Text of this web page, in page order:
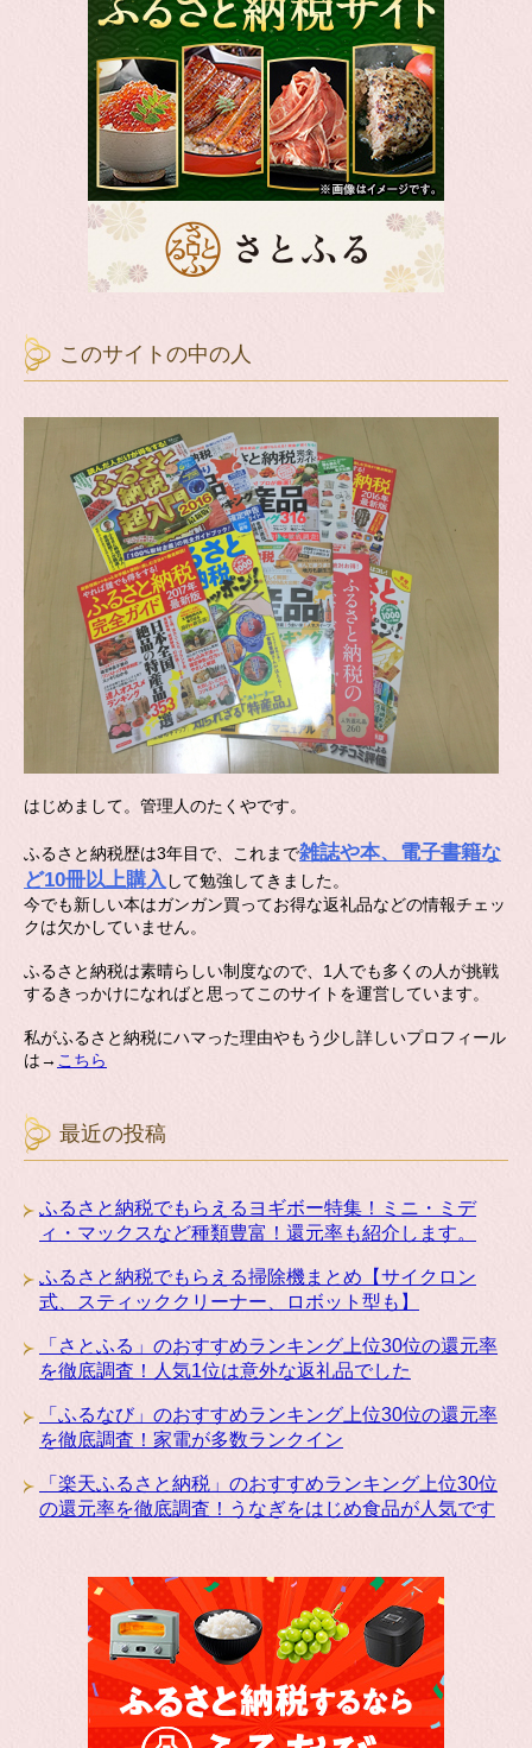
このサイトの中の人
はじめまして。管理人のたくやです。
ふるさと納税歴は3年目で、これまで雑誌や本、電子書籍な
ど10冊以上購入 して勉強してきました。
今でも新しい本はガンガン買ってお得な返礼品などの情報チェッ
クは欠かしていません。
ふるさと納税は素晴らしい制度なので、1人でも多くの人が挑戦
するきっかけになればと思ってこのサイトを運営しています。
私がふるさと納税にハマった理由やもう少し詳しいプロフィール
は→ こちら
最近の投稿
ふるさと納税でもらえるヨギボー特集！ミニ・ミデ
ィ・マックスなど種類豊富！還元率も紹介します。
ふるさと納税でもらえる掃除機まとめ【サイクロン
式、スティッククリーナー、ロボット型も】
「さとふる」のおすすめランキング上位30位の還元率
を徹底調査！人気1位は意外な返礼品でした
「ふるなび」のおすすめランキング上位30位の還元率
を徹底調査！家電が多数ランクイン
「楽天ふるさと納税」のおすすめランキング上位30位
の還元率を徹底調査！うなぎをはじめ食品が人気です